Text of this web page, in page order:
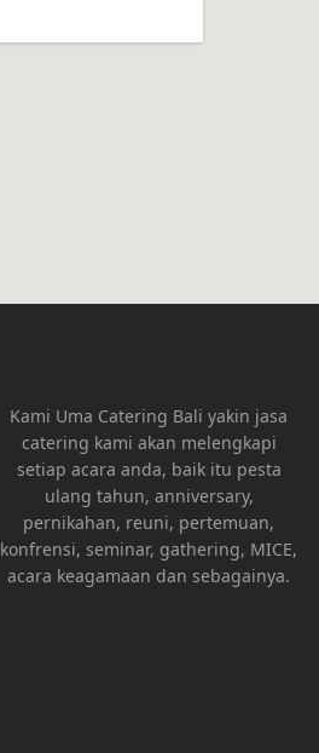
Kami Uma Catering Bali yakin jasa
catering kami akan melengkapi
setiap acara anda, baik itu pesta
ulang tahun, anniversary,
pernikahan, reuni, pertemuan,
konfrensi, seminar, gathering, MICE,
acara keagamaan dan sebagainya.